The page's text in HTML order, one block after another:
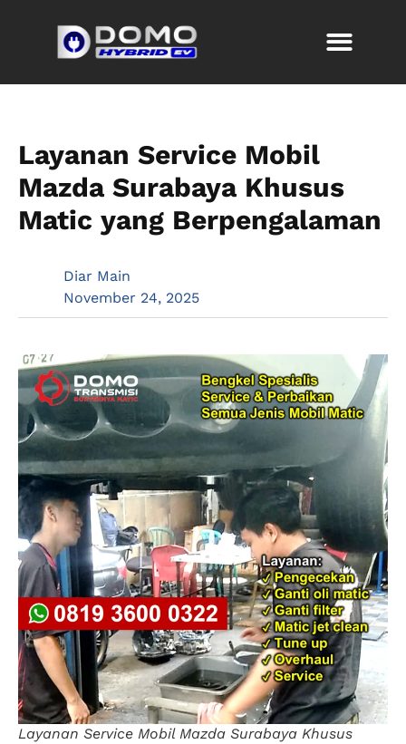
Layanan Service Mobil
Mazda Surabaya Khusus
Matic yang Berpengalaman
Diar Main
November 24, 2025
Layanan Service Mobil Mazda Surabaya Khusus